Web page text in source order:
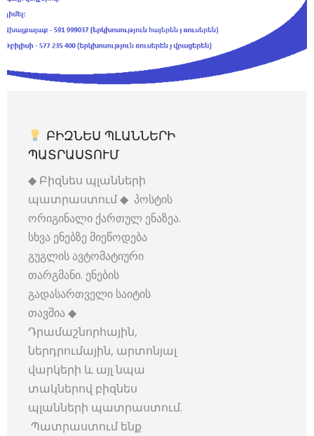
ԲԻԶՆԵՍ ՊԼԱՆՆԵՐԻ
ՊԱՏՐԱՍՏՈՒՄ
◆ Բիզնես պլանների
պատրաստում ◆ პოსტის
ორიგინალი ქართულ ენაზეა.
სხვა ენებზე მიეწოდება
გუგლის ავტომატიური
თარგმანი. ენების
გადასართველი საიტის
თავშია ◆
Դրամաշնորհային,
ներդրումային, արտոնյալ
վարկերի և այլ նպա
տակներով բիզնես
պլանների պատրաստում.
Պատրաստում ենք